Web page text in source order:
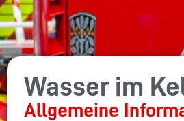
Wasser im
Allgemeine